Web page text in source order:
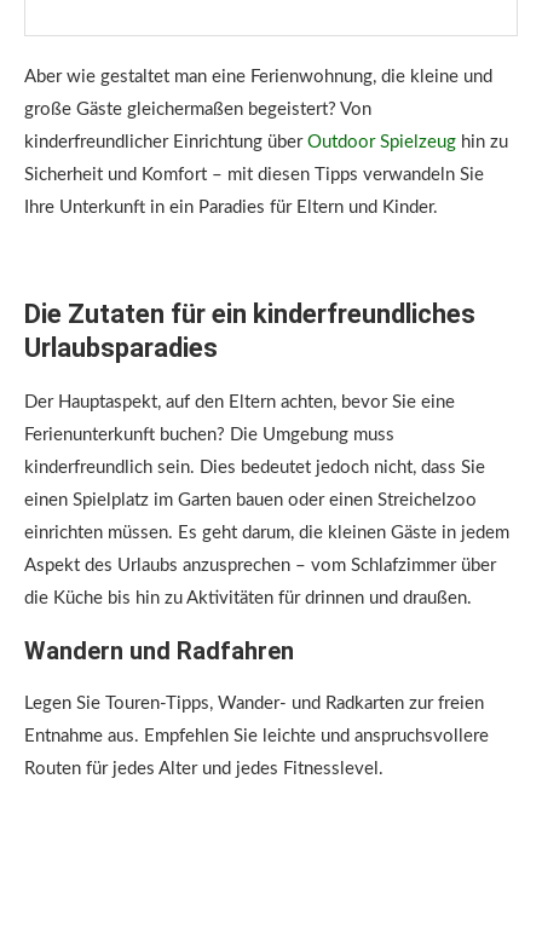
Aber wie gestaltet man eine Ferienwohnung, die kleine und
große Gäste gleichermaßen begeistert? Von
kinderfreundlicher Einrichtung über Outdoor Spielzeug hin zu
Sicherheit und Komfort – mit diesen Tipps verwandeln Sie
Ihre Unterkunft in ein Paradies für Eltern und Kinder.
Die Zutaten für ein kinderfreundliches
Urlaubsparadies
Der Hauptaspekt, auf den Eltern achten, bevor Sie eine
Ferienunterkunft buchen? Die Umgebung muss
kinderfreundlich sein. Dies bedeutet jedoch nicht, dass Sie
einen Spielplatz im Garten bauen oder einen Streichelzoo
einrichten müssen. Es geht darum, die kleinen Gäste in jedem
Aspekt des Urlaubs anzusprechen – vom Schlafzimmer über
die Küche bis hin zu Aktivitäten für drinnen und draußen.
Wandern und Radfahren
Legen Sie Touren-Tipps, Wander- und Radkarten zur freien
Entnahme aus. Empfehlen Sie leichte und anspruchsvollere
Routen für jedes Alter und jedes Fitnesslevel.